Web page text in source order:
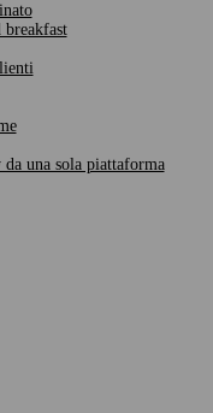
breakfast
una sola piattaforma